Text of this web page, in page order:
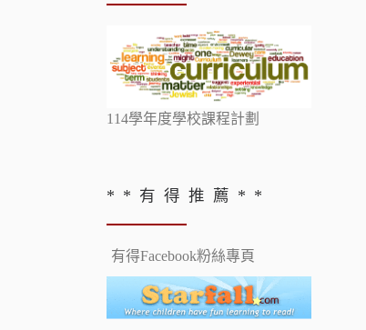
114學年度學校課程計劃
* * 有 得 推 薦 * *
有得Facebook粉絲專頁